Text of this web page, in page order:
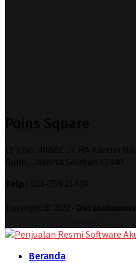
Beranda